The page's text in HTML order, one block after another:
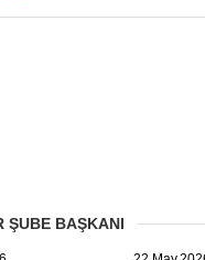
ŞUBE BAŞKANI